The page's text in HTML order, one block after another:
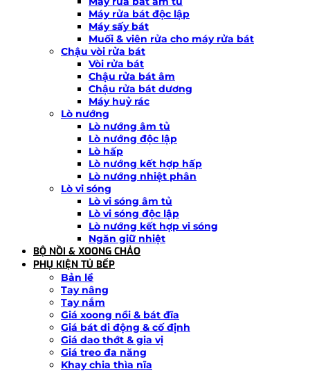
Máy rửa bát độc lập
Máy sấy bát
Muối & viên rửa cho máy rửa bát
Chậu vòi rửa bát
Vòi rửa bát
Chậu rửa bát âm
Chậu rửa bát dương
Máy huỷ rác
Lò nướng
Lò nướng âm tủ
Lò nướng độc lập
Lò hấp
Lò nướng kết hợp hấp
Lò nướng nhiệt phân
Lò vi sóng
Lò vi sóng âm tủ
Lò vi sóng độc lập
Lò nướng kết hợp vi sóng
Ngăn giữ nhiệt
BỘ NỒI & XOONG CHẢO
PHỤ KIỆN TỦ BẾP
Bản lề
Tay nâng
Tay nắm
Giá xoong nồi & bát đĩa
Giá bát di động & cố định
Giá dao thớt & gia vị
Giá treo đa năng
Khay chia thìa nĩa